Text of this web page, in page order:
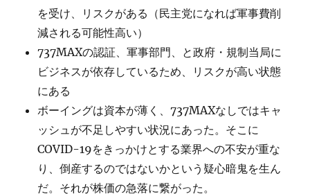
を受け、リスクがある（民主党になれば軍事費削
減される可能性高い）
737MAXの認証、軍事部門、と政府・規制当局に
ビジネスが依存しているため、リスクが高い状態
にある
ボーイングは資本が薄く、737MAXなしではキャ
ッシュが不足しやすい状況にあった。そこに
COVID-19をきっかけとする業界への不安が重な
り、倒産するのではないかという疑心暗鬼を生ん
だ。それが株価の急落に繋がった。